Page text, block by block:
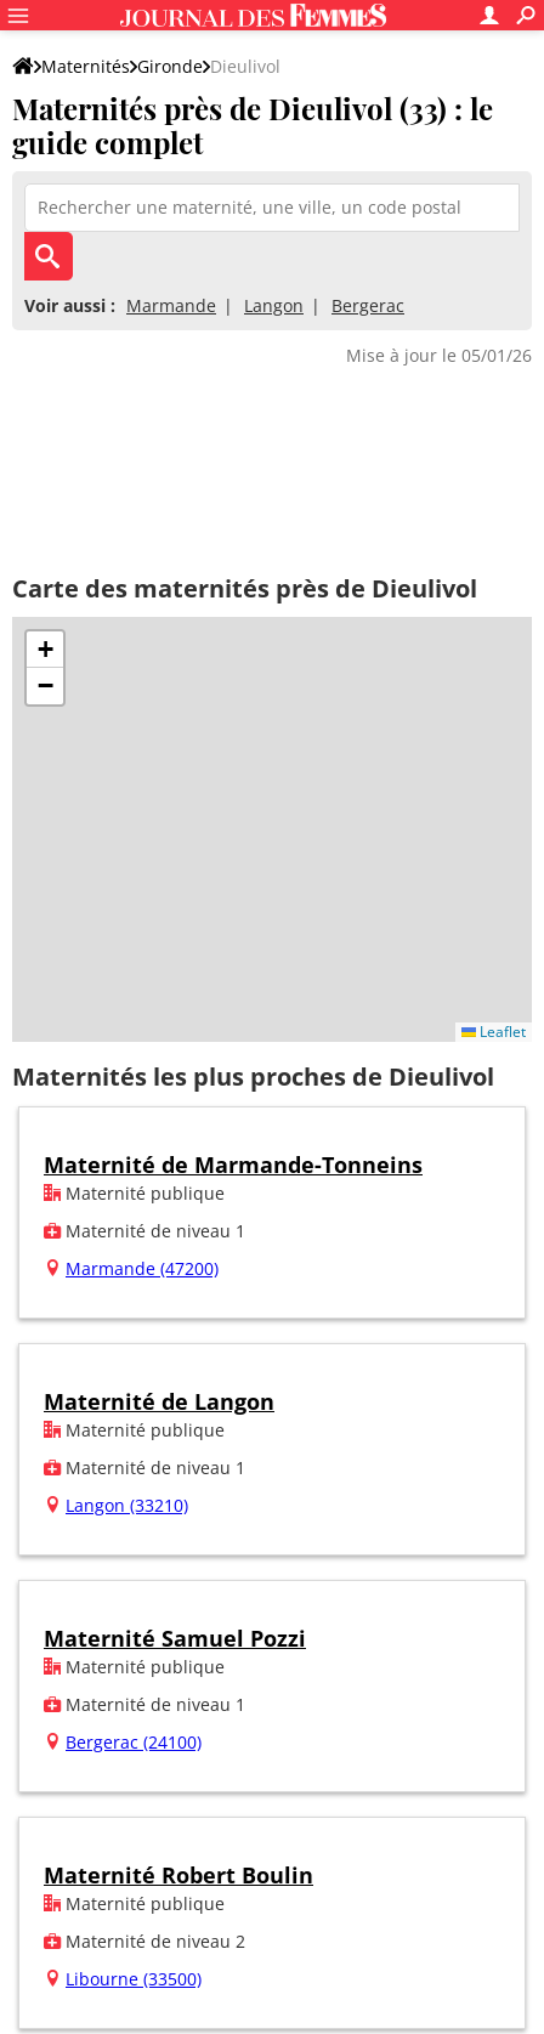
Maternités Gironde Dieulivol
Maternités près de Dieulivol (33) : le
guide complet
Voir aussi : Marmande Langon Bergerac
Mise à jour le 05/01/26
Carte des maternités près de Dieulivol
+
−
Leaflet
Maternités les plus proches de Dieulivol
Maternité de Marmande-Tonneins
Maternité publique
Maternité de niveau 1
Marmande (47200)
Maternité de Langon
Maternité publique
Maternité de niveau 1
Langon (33210)
Maternité Samuel Pozzi
Maternité publique
Maternité de niveau 1
Bergerac (24100)
Maternité Robert Boulin
Maternité publique
Maternité de niveau 2
Libourne (33500)